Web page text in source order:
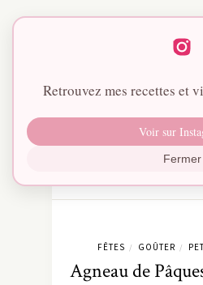
FÊTES / GOÛTER /
Agneau de
Retrouvez mes recettes et
Voir sur
Fermer